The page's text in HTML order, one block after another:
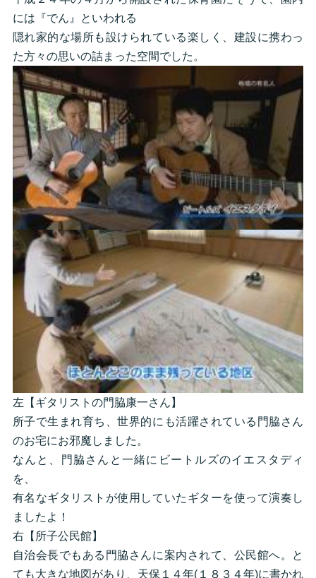
には『でん』といわれる
隠れ家的な場所も設けられている楽しく、建設に携わっ
た方々の思いの詰まった空間でした。
左【ギタリストの門脇康一さん】
所子で生まれ育ち、世界的にも活躍されている門脇さん
のお宅にお邪魔しました。
なんと、門脇さんと一緒にビートルズのイエスタディ
を、
有名なギタリストが使用していたギターを使って演奏し
ましたよ！
右【所子公民館】
自治会長でもある門脇さんに案内されて、公民館へ。と
ても大きな地図があり、天保１４年(１８３４年)に書かれ